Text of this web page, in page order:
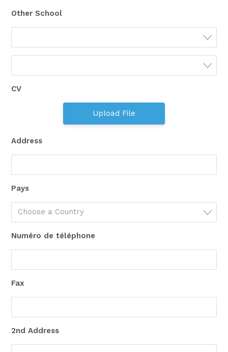
Other School
CV
Upload File
Address
Pays
Choose a Country
Numéro de téléphone
Fax
2nd Address